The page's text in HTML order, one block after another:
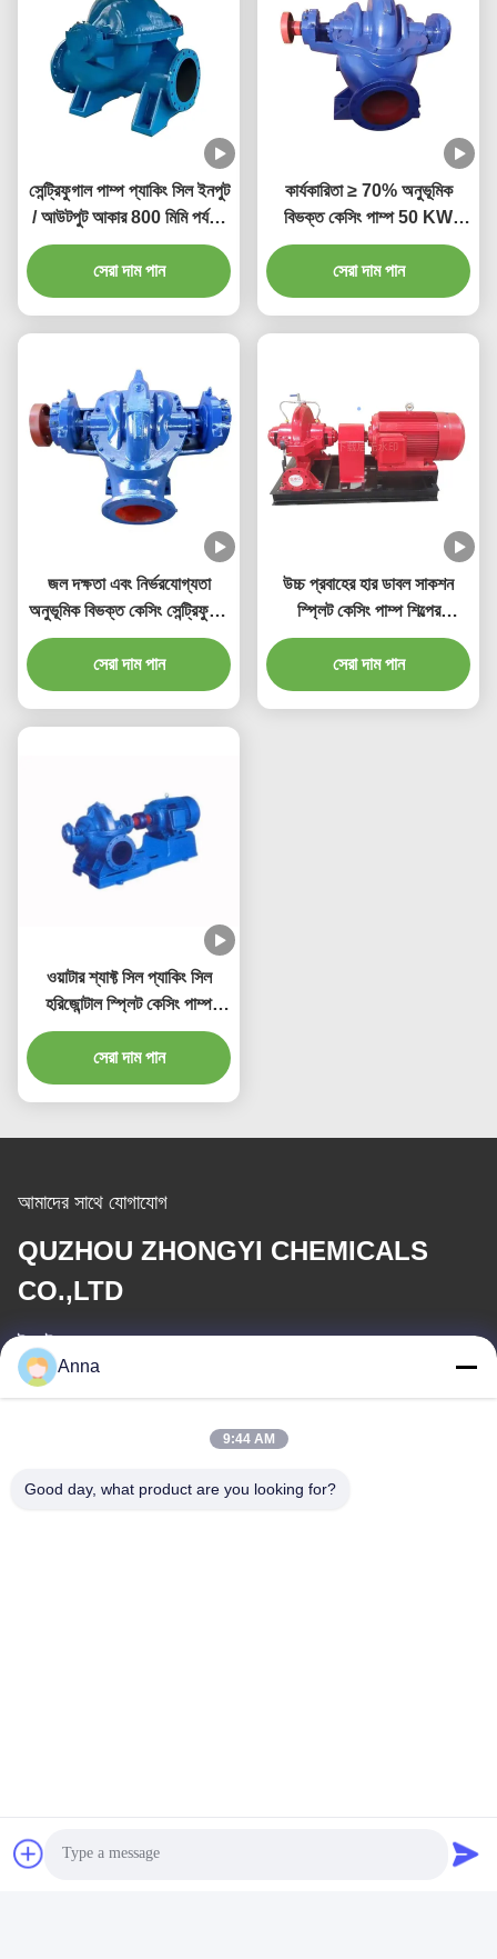
সেন্ট্রিফুগাল পাম্প প্যাকিং সিল ইনপুট
/ আউটপুট আকার 800 মিমি পর্যন্ত
সঙ্গে অনুভূমিক বিভক্ত কেসিং পাম্প
সেরা দাম পান
কার্যকারিতা ≥ 70% অনুভূমিক
বিভক্ত কেসিং পাম্প 50 KW
পাওয়ার রেঞ্জ এবং দক্ষতার সাথে
সেন্ট্রিফুগাল পাম্প
সেরা দাম পান
জল দক্ষতা এবং নির্ভরযোগ্যতা
অনুভূমিক বিভক্ত কেসিং সেন্ট্রিফুগাল
পাম্প
সেরা দাম পান
উচ্চ প্রবাহের হার ডাবল সাকশন
স্প্লিট কেসিং পাম্প শিল্পের
প্রয়োজনের জন্য 800 মিমি ইনলেট
/ আউটলেট আকার পর্যন্ত
সেরা দাম পান
ওয়াটার শ্যাফ্ট সিল প্যাকিং সিল
হরিজোন্টাল স্প্লিট কেসিং পাম্প
সর্বোচ্চ মাথা 200 মিটার পর্যন্ত
সেরা দাম পান
আমাদের সাথে যোগাযোগ
QUZHOU ZHONGYI CHEMICALS
CO.,LTD
ই-মেইল
Anna
9:44 AM
Good day, what product are you looking for?